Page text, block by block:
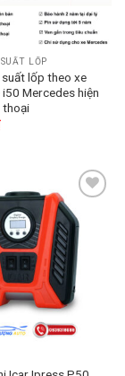
LỐP
lốp theo xe
i50 Mercedes hiện
thoại
wishlist